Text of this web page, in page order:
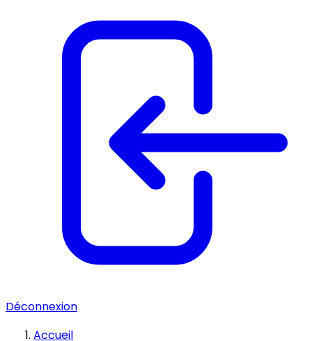
Déconnexion
Accueil